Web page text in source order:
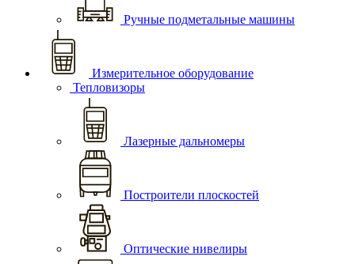
Ручные подметальные машины
Измерительное оборудование
Тепловизоры
Лазерные дальномеры
Построители плоскостей
Оптические нивелиры